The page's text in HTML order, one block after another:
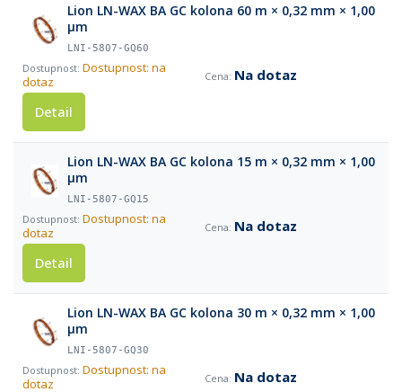
Lion LN-WAX BA GC kolona 60 m × 0,32 mm × 1,00
µm
LNI-5807-GQ60
Dostupnost: na
dotaz
Na dotaz
Detail
Lion LN-WAX BA GC kolona 15 m × 0,32 mm × 1,00
µm
LNI-5807-GQ15
Dostupnost: na
dotaz
Na dotaz
Detail
Lion LN-WAX BA GC kolona 30 m × 0,32 mm × 1,00
µm
LNI-5807-GQ30
Dostupnost: na
dotaz
Na dotaz